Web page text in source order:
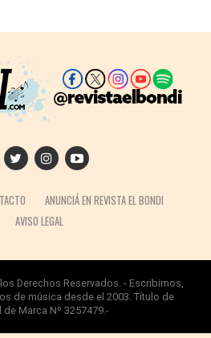
ANUNCIÁ EN REVISTA EL BONDI
AVISO LEGAL
Derechos Reservados. - Escribimos,
de música desde el 2003. Título de
de Marca Nº 3257479.-